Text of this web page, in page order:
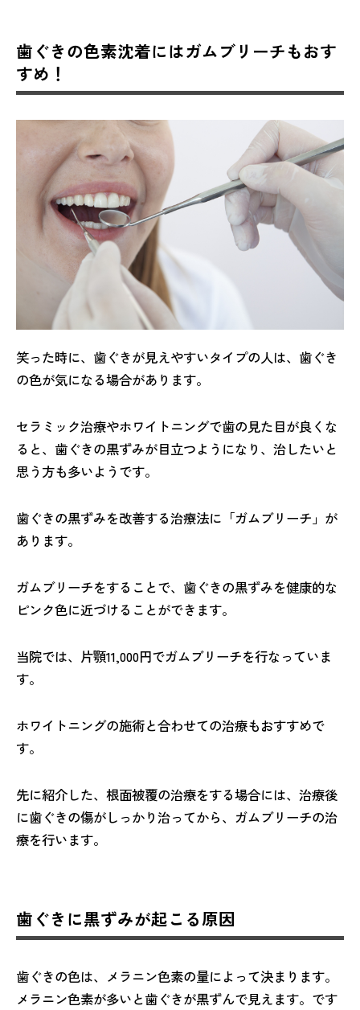
歯ぐきの色素沈着にはガムブリーチもおす
すめ！
笑った時に、歯ぐきが見えやすいタイプの人は、歯ぐき
の色が気になる場合があります。
セラミック治療やホワイトニングで歯の見た目が良くな
ると、歯ぐきの黒ずみが目立つようになり、治したいと
思う方も多いようです。
歯ぐきの黒ずみを改善する治療法に「ガムブリーチ」が
あります。
ガムブリーチをすることで、歯ぐきの黒ずみを健康的な
ピンク色に近づけることができます。
当院では、片顎11,000円でガムブリーチを行なっていま
す。
ホワイトニングの施術と合わせての治療もおすすめで
す。
先に紹介した、根面被覆の治療をする場合には、治療後
に歯ぐきの傷がしっかり治ってから、ガムブリーチの治
療を行います。
歯ぐきに黒ずみが起こる原因
歯ぐきの色は、メラニン色素の量によって決まります。
メラニン色素が多いと歯ぐきが黒ずんで見えます。です